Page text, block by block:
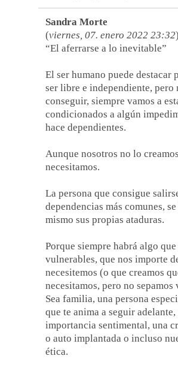
Sandra Morte
(viernes, 07. enero 2022 23:32)
“El aferrarse a lo inevitable”
El ser humano puede destacar
ser libre e independiente, pero
conseguir, siempre vamos a
condicionados a algún
hace dependientes.
Aunque nosotros no lo
necesitamos.
La persona que consigue
dependencias más comunes,
mismo sus propias ataduras.
Porque siempre habrá algo que
vulnerables, que nos importe
necesitemos (o que creamos
necesitamos, pero no
Sea familia, una persona
que te anima a seguir
importancia sentimental, una
o auto implantada o incluso
ética.